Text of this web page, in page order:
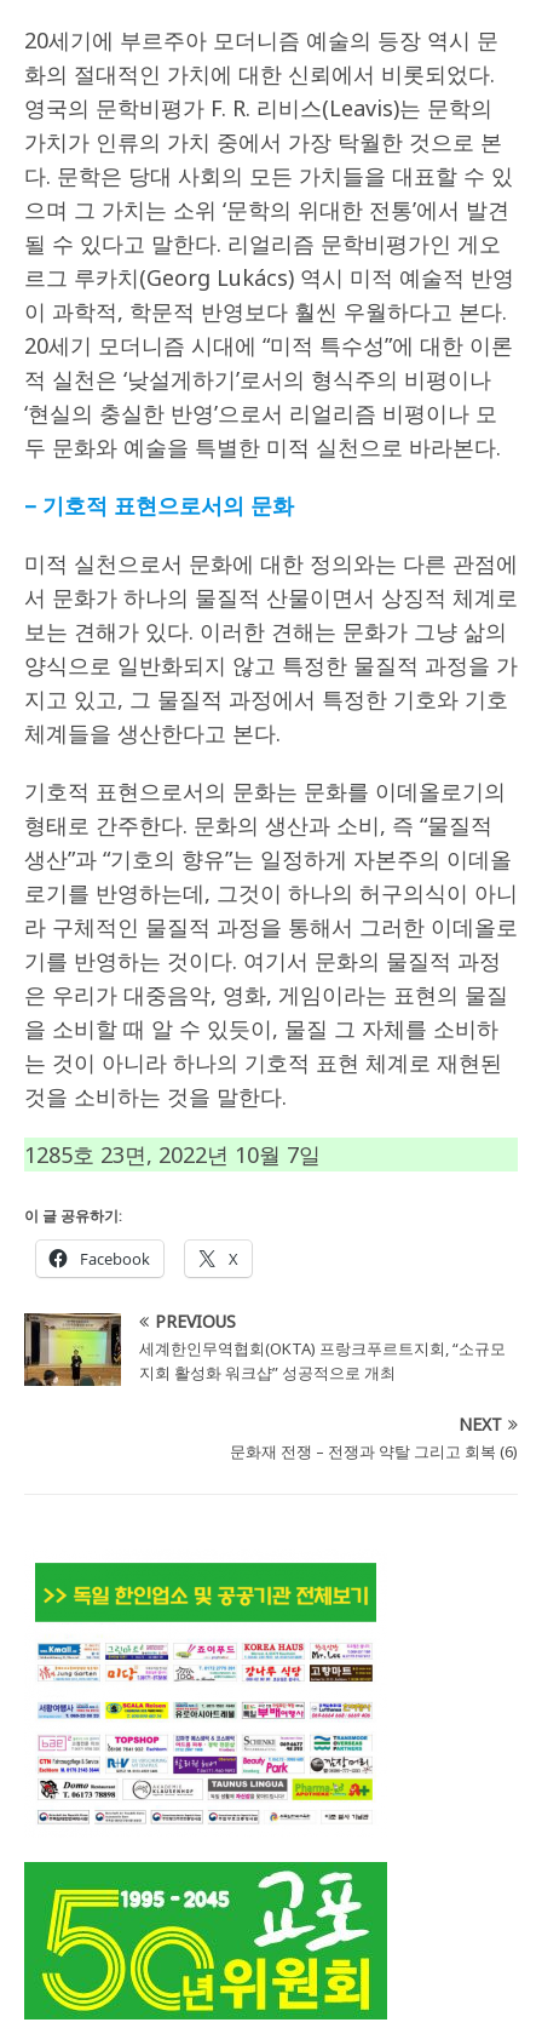
20세기에 부르주아 모더니즘 예술의 등장 역시 문
화의 절대적인 가치에 대한 신뢰에서 비롯되었다.
영국의 문학비평가 F. R. 리비스(Leavis)는 문학의
가치가 인류의 가치 중에서 가장 탁월한 것으로 본
다. 문학은 당대 사회의 모든 가치들을 대표할 수 있
으며 그 가치는 소위 ‘문학의 위대한 전통’에서 발견
될 수 있다고 말한다. 리얼리즘 문학비평가인 게오
르그 루카치(Georg Lukács) 역시 미적 예술적 반영
이 과학적, 학문적 반영보다 훨씬 우월하다고 본다.
20세기 모더니즘 시대에 “미적 특수성”에 대한 이론
적 실천은 ‘낮설게하기’로서의 형식주의 비평이나
‘현실의 충실한 반영’으로서 리얼리즘 비평이나 모
두 문화와 예술을 특별한 미적 실천으로 바라본다.
– 기호적 표현으로서의 문화
미적 실천으로서 문화에 대한 정의와는 다른 관점에
서 문화가 하나의 물질적 산물이면서 상징적 체계로
보는 견해가 있다. 이러한 견해는 문화가 그냥 삶의
양식으로 일반화되지 않고 특정한 물질적 과정을 가
지고 있고, 그 물질적 과정에서 특정한 기호와 기호
체계들을 생산한다고 본다.
기호적 표현으로서의 문화는 문화를 이데올로기의
형태로 간주한다. 문화의 생산과 소비, 즉 “물질적
생산”과 “기호의 향유”는 일정하게 자본주의 이데올
로기를 반영하는데, 그것이 하나의 허구의식이 아니
라 구체적인 물질적 과정을 통해서 그러한 이데올로
기를 반영하는 것이다. 여기서 문화의 물질적 과정
은 우리가 대중음악, 영화, 게임이라는 표현의 물질
을 소비할 때 알 수 있듯이, 물질 그 자체를 소비하
는 것이 아니라 하나의 기호적 표현 체계로 재현된
것을 소비하는 것을 말한다.
1285호 23면, 2022년 10월 7일
이 글 공유하기:
Facebook X
PREVIOUS
세계한인무역협회(OKTA) 프랑크푸르트지회, “소규모
지회 활성화 워크샵” 성공적으로 개최
NEXT
문화재 전쟁 – 전쟁과 약탈 그리고 회복 (6)